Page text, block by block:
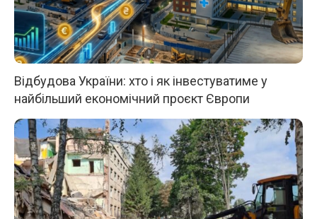
Відбудова України: хто і як інвестуватиме у
найбільший економічний проєкт Європи